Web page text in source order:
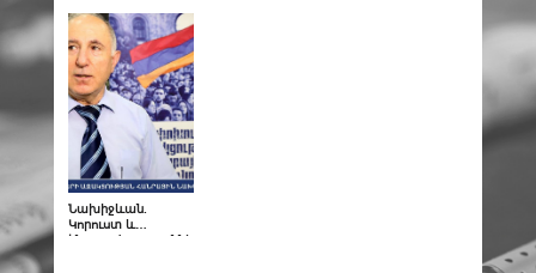
համատեքստում
Նախիջևան.
Կորուստ և
հնարավորություններ.